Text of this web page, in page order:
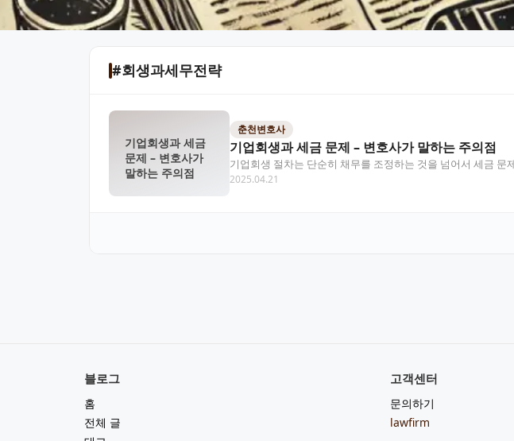
#회생과세무전략
기업회생과 세금
문제 – 변호사가
말하는 주의점
춘천변호사
기업회생과 세금 문제 – 변호사가 말하는 주의점
기업회생 절차는 단순히 채무를 조정하는 것을 넘어서 세금
다른 방식으로 처리되…
2025.04.21
블로그
홈
전체 글
고객센터
문의하기
lawfirm